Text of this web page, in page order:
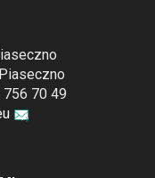
756 70 49